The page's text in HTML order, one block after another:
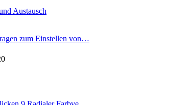
Austausch
zum Einstellen von…